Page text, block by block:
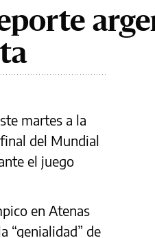
martes a la
del Mundial
el juego
en Atenas
“genialidad” de